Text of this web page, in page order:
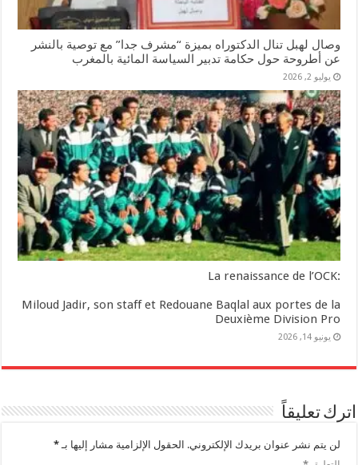
وصال لهبل تنال الدكتوراه بميزة “مشرف جدا” مع توصية بالنشر
عن أطروحة حول حكامة تدبير السياسة المائية بالمغرب
يوليو 2, 2026
:La renaissance de l’OCK
Miloud Jadir, son staff et Redouane Baqlal aux portes de la
Deuxième Division Pro
يونيو 14, 2026
اترك تعليقاً
لن يتم نشر عنوان بريدك الإلكتروني. الحقول الإلزامية مشار إليها بـ*